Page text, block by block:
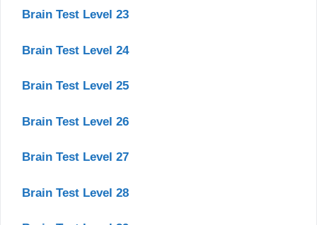
Brain Test Level 23
Brain Test Level 24
Brain Test Level 25
Brain Test Level 26
Brain Test Level 27
Brain Test Level 28